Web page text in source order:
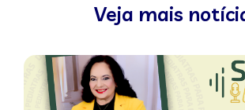
Veja mais